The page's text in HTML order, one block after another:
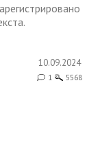
10.09.2024
1 5568